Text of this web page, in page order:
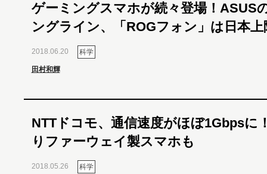
ゲーミングスマホが続々登場！ASUS
ングライン、「ROGフォン」は日本上
2018.06.20 科学
田村和輝
NTTドコモ、通信速度がほぼ1Gbpsに
りファーウェイ製スマホも
2018.05.26 科学